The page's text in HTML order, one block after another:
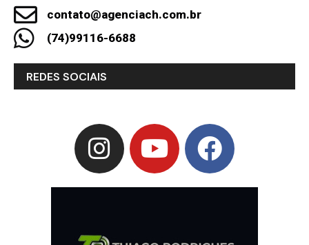
contato@agenciach.com.br
(74)99116-6688
REDES SOCIAIS